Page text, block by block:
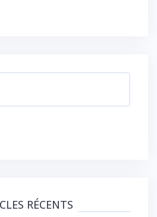
RÉCENTS